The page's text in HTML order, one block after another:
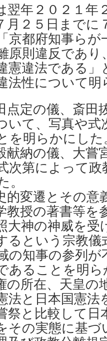
翌年２０２１年
月２５日までに
京都府知事らが
原則違反であ
憲違法である」
法性について
点定の儀、斎田
いて、写真や
を明らかにした
献納の儀、大嘗
次第によって
的変遷とその意
教授の著書等を
大神の神威を受
るという宗教
の知事の参列
あることを明
の所在、天皇の
法と日本国憲法
祭と比較して日
その実態に基